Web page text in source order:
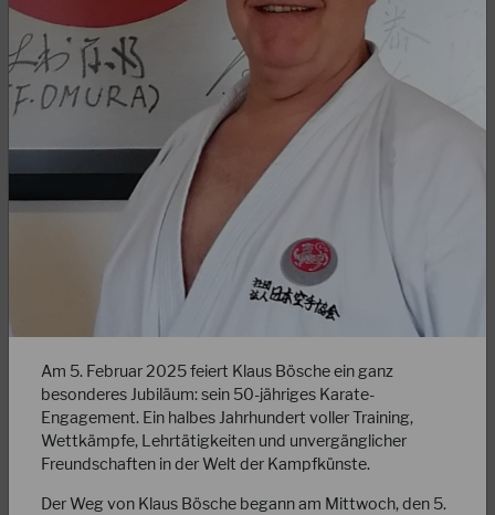
Ausrichter für das Gasshuku 2026 gesucht!
Ihr habt schon mal mit dem Gedanken gespielt, das
Gasshuku auszurichten? Dann ist jetzt der richtige Moment,
mehr darüber zu erfahren!
Am 5. Februar 2025 feiert Klaus Bösche ein ganz
besonderes Jubiläum: sein 50-jähriges Karate-
Engagement. Ein halbes Jahrhundert voller Training,
Wettkämpfe, Lehrtätigkeiten und unvergänglicher
Freundschaften in der Welt der Kampfkünste.
Der Weg von Klaus Bösche begann am Mittwoch, den 5.